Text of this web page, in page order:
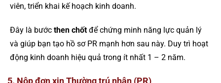
viên, triển khai kế hoạch kinh doanh.
Đây là bước then chốt để chứng minh năng lực quản lý
và giúp bạn tạo hồ sơ PR mạnh hơn sau này. Duy trì hoạt
động kinh doanh hiệu quả trong ít nhất 1 – 2 năm.